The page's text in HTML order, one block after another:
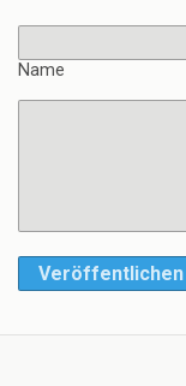
Name
Veröffentlichen